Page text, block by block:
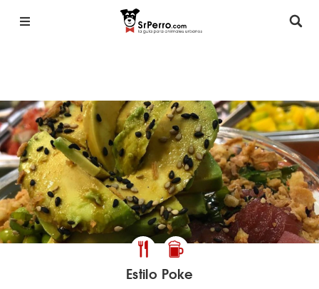
Estilo Poke